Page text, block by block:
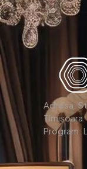
Adresa:
Timișoara
Program: